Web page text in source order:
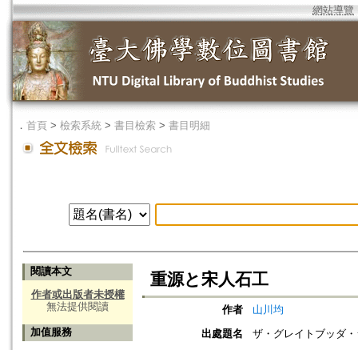
網站導覽
． 首頁 > 檢索系統 > 書目檢索 > 書目明細
閱讀本文
作者或出版者未授權
無法提供閱讀
加值服務
重源と宋人石工
作者
山川均
出處題名
ザ・グレイトブッダ